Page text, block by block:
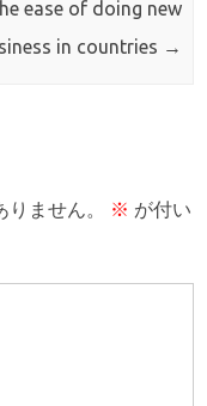
ease of doing new
in countries →
ません。 ※ が付い